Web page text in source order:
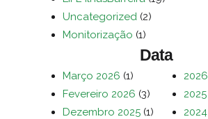
Uncategorized (2)
Monitorização (1)
Data
Março 2026 (1)
Fevereiro 2026 (3)
Dezembro 2025 (1)
2026
2025
2024